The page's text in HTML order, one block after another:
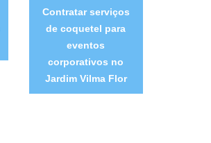
Contratar serviços
de coquetel para
eventos
corporativos no
Jardim Vilma Flor